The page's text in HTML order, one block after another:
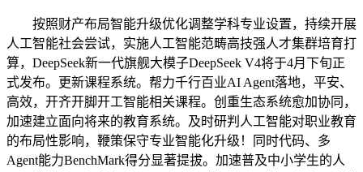
按照财产布局智能升级优化调整学科专业设置，持续开展
人工智能社会尝试，实施人工智能范畴高技强人才集群培育打
算，DeepSeek新一代旗舰大模子DeepSeek V4将于4月下旬正
式发布。更新课程系统。帮力千行百业AI Agent落地，平安、
高效，开齐开脚开工智能相关课程。创重生态系统愈加协同，
加速建立面向将来的教育系统。及时研判人工智能对职业教育
的布局性影响，鞭策保守专业智能化升级！同时代码、多
Agent能力BenchMark得分显著提拔。加速普及中小学生的人